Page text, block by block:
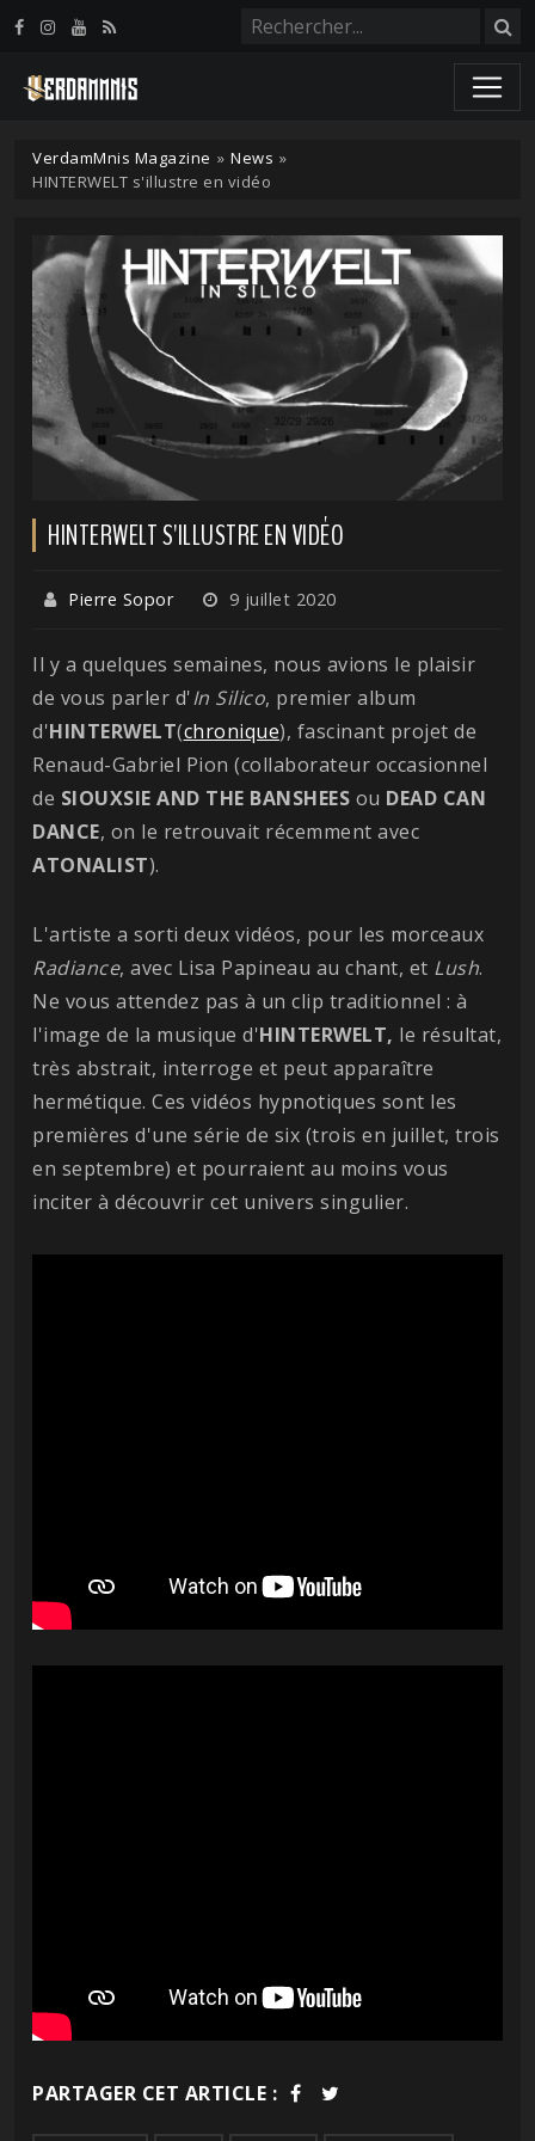
VerdamMnis Magazine » News »
HINTERWELT s'illustre en vidéo
HINTERWELT S'ILLUSTRE EN VIDÉO
Pierre Sopor 9 juillet 2020
Il y a quelques semaines, nous avions le plaisir
de vous parler d'In Silico, premier album
d'HINTERWELT(chronique), fascinant projet de
Renaud-Gabriel Pion (collaborateur occasionnel
de SIOUXSIE AND THE BANSHEES ou DEAD CAN
DANCE, on le retrouvait récemment avec
ATONALIST).
L'artiste a sorti deux vidéos, pour les morceaux
Radiance, avec Lisa Papineau au chant, et Lush.
Ne vous attendez pas à un clip traditionnel : à
l'image de la musique d'HINTERWELT, le résultat,
très abstrait, interroge et peut apparaître
hermétique. Ces vidéos hypnotiques sont les
premières d'une série de six (trois en juillet, trois
en septembre) et pourraient au moins vous
inciter à découvrir cet univers singulier.
PARTAGER CET ARTICLE :
Panneau de gestion des cookies